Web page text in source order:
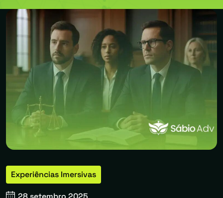
Experiências Imersivas